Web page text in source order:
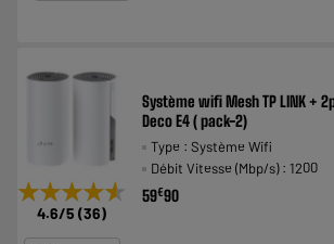
★★★★★
★★★★★
4.6/5 (36)
Système wifi Mesh TP LINK +
Deco E4 ( pack-2)
Type : Système Wifi
Débit Vitesse (Mbp/s) : 1200
59€90